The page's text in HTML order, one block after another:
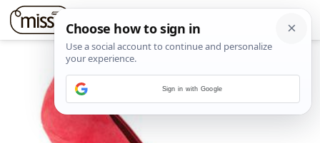
Sign in with Google